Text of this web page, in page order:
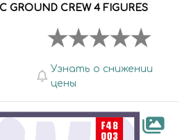
CREW 4 FIGURES
Узнать о снижении
цены